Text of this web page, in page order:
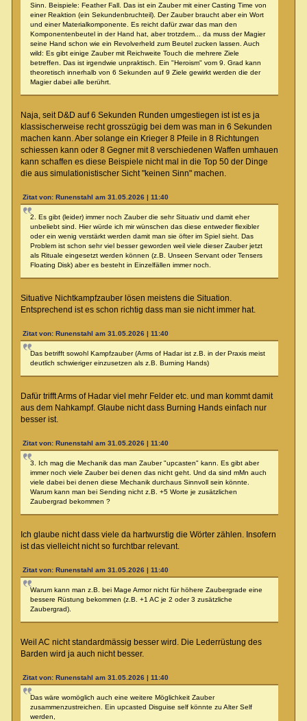
Sinn. Beispiele: Feather Fall. Das ist ein Zauber mit einer Casting Time von
einer Reaktion (ein Sekundenbruchteil). Der Zauber braucht aber ein Wort
und einer Materialkomponente. Es reicht dafür zwar das man den
Komponentenbeutel in der Hand hat, aber trotzdem... da muss der Magier
seine Hand schon wie ein Revolverheld zum Beutel zucken lassen. Auch
wild: Es gibt einige Zauber mit Reichweite Touch die mehrere Ziele
betreffen. Das ist irgendwie unpraktisch. Ein "Heroism" vom 9. Grad kann
theoretisch innerhalb von 6 Sekunden auf 9 Ziele gewirkt werden die der
Magier dabei alle berührt.
Naja, seit D&D auf 6 Sekunden Runden umgestiegen ist ist es ja
klassischerweise recht grosszügig bei dem was man in 6 Sekunden
machen kann. Aber solange ein Krieger 8 Pfeile in 8 Richtungen
schiessen kann oder 8 Gegner mit 8 verschiedenen Waffen umhauen
kann schaffen es diese Beispiele nicht mal in die Top 50 der Dinge
die aus simulationistischer Sicht "keinen Sinn" machen.
Zitat von: Runenstahl am 31.05.2026 | 11:40
2. Es gibt (leider) immer noch Zauber die sehr Situativ und damit eher
unbeliebt sind. Hier würde ich mir wünschen das diese entweder flexibler
oder ein wenig verstärkt werden damit man sie öfter im Spiel sieht. Das
Problem ist schon sehr viel besser geworden weil viele dieser Zauber jetzt
als Rituale eingesetzt werden können (z.B. Unseen Servant oder Tensers
Floating Disk) aber es besteht in Einzelfällen immer noch.
Situative Nichtkampfzauber lösen meistens die Situation.
Entsprechend ist es schon richtig dass man sie nicht immer hat.
Zitat von: Runenstahl am 31.05.2026 | 11:40
Das betrifft sowohl Kampfzauber (Arms of Hadar ist z.B. in der Praxis meist
deutlich schwieriger einzusetzen als z.B. Burning Hands)
Dafür trifft Arms of Hadar viel mehr Felder etc. und man kommt damit
aus dem Nahkampf. Glaube nicht dass Burning Hands einfach nur
besser ist.
Zitat von: Runenstahl am 31.05.2026 | 11:40
3. Ich mag die Mechanik das man Zauber "upcasten" kann. Es gibt aber
immer noch viele Zauber bei denen das nicht geht. Und da sind mMn auch
viele dabei bei denen diese Mechanik durchaus Sinnvoll sein könnte.
Warum kann man bei Sending nicht z.B. +5 Worte je zusätzlichen
Zaubergrad bekommen ?
Ich glaube nicht dass viele da hartwurstig die Wörter zählen. Insofern
ist das vielleicht nicht so furchtbar relevant.
Zitat von: Runenstahl am 31.05.2026 | 11:40
Warum kann man z.B. bei Mage Armor nicht für höhere Zaubergrade eine
bessere Rüstung bekommen (z.B. +1 AC je 2 oder 3 zusätzliche
Zaubergrad).
Weil AC nicht standardmässig besser wird. Die Lederrüstung des
Barden wird ja auch nicht besser.
Zitat von: Runenstahl am 31.05.2026 | 11:40
Das wäre womöglich auch eine weitere Möglichkeit Zauber
zusammenzustreichen. Ein upcasted Disguise self könnte zu Alter Self
werden,